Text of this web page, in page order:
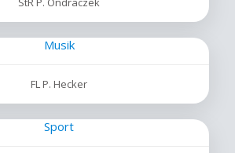
Musik
FL P. Hecker
Sport